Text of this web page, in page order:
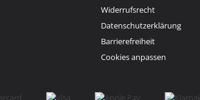
Widerrufsrecht
Datenschutzerklärung
Barrierefreiheit
Cookies anpassen